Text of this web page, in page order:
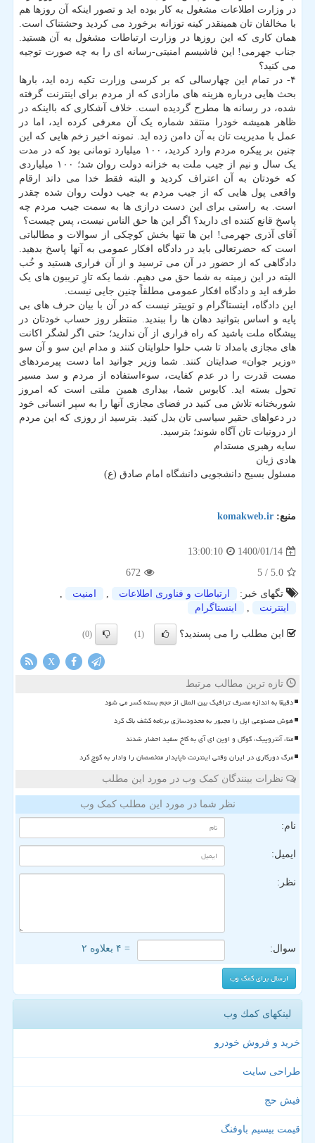
در وزارت اطلاعات مشغول به کار بوده اید و تصور اینکه آن روزها هم
با مخالفان تان همینقدر کینه توزانه برخورد می کردید وحشتناک است.
همان کاری که این روزها در وزارت ارتباطات مشغول به آن هستید.
جناب جهرمی! این فاشیسم امنیتی-رسانه ای را به چه صورت توجیه
می کنید؟
۴- در تمام این چهارسالی که بر کرسی وزارت تکیه زده اید، بارها
بحث هایی درباره هزینه های مازادی که از مردم برای اینترنت گرفته
شده، در رسانه ها مطرح گردیده است. خلاف آشکاری که بااینکه در
ظاهر همیشه خودرا منتقد شماره یک آن معرفی کرده اید، اما در
عمل با مدیریت تان به آن دامن زده اید. نمونه اخیر زخم هایی که این
چنین بر پیکره مردم وارد کردید، ۱۰۰ میلیارد تومانی بود که در مدت
یک سال و نیم از جیب ملت به خزانه دولت روان شد؛ ۱۰۰ میلیاردی
که خودتان به آن اعتراف کردید و البته فقط خدا می داند ارقام
واقعی پول هایی که از جیب مردم به جیب دولت روان شده چقدر
است. به راستی برای این دست درازی ها به سمت جیب مردم چه
پاسخ قانع کننده ای دارید؟ اگر این ها حق الناس نیست، پس چیست؟
آقای آذری جهرمی! این ها تنها بخش کوچکی از سوالات و مطالباتی
است که حضرتعالی باید در دادگاه افکار عمومی به آنها پاسخ بدهید.
دادگاهی که از حضور در آن می ترسید و از آن فراری هستید و خُب
البته در این زمینه به شما حق می دهیم. شما یکه تازِ تریبون های یک
طرفه اید و دادگاه افکار عمومی مطلقاً چنین جایی نیست.
این دادگاه، اینستاگرام و توییتر نیست که در آن با بیان حرف های بی
پایه و اساس بتوانید دهان ها را ببندید. منتظر روز حساب خودتان در
پیشگاه ملت باشید که راه فراری از آن ندارید؛ حتی اگر لشگر اکانت
های مجازی بامداد تا شب حلوا حلوایتان کنند و مدام این سو و آن سو
«وزیر جوان» صدایتان کنند. شما وزیر جوانید اما دست پیرمردهای
مست قدرت را در عدم کفایت، سوءاستفاده از مردم و سد مسیر
تحول بسته اید. کابوس شما، بیداری همین ملتی است که امروز
شوربختانه تلاش می کنید در فضای مجازی آنها را به سپر انسانی خود
در دعواهای حقیر سیاسی تان بدل کنید. بترسید از روزی که این مردم
از درونیات تان آگاه شوند؛ بترسید.
سایه رهبری مستدام
هادی ژیان
مسئول بسیج دانشجویی دانشگاه امام صادق (ع)
منبع: komakweb.ir
1400/01/14
13:00:10
5.0
/ 5
672
تگهای خبر:
ارتباطات و فناوری اطلاعات , امنیت
,
اینترنت
, اینستاگرام
این مطلب را می پسندید؟ (1)
(0)
X
تازه ترین مطالب مرتبط
دقیقا به اندازه مصرف ترافیک بین الملل از حجم بسته کسر می شود
هوش مصنوعی اپل را مجبور به محدودسازی برنامه کشف باگ کرد
متا، آنتروپیک، گوگل و اوپن ای آی به کاخ سفید احضار شدند
مرگ دورکاری در ایران وقتی اینترنت ناپایدار متخصصان را وادار به کوچ کرد
نظرات بینندگان کمک وب در مورد این مطلب
نظر شما در مورد این مطلب کمک وب
نام:
ایمیل:
نظر:
سوال: = ۴ بعلاوه ۲
لینکهای كمك وب
خرید و فروش خودرو
طراحی سایت
فیش حج
قیمت بیسیم باوفنگ